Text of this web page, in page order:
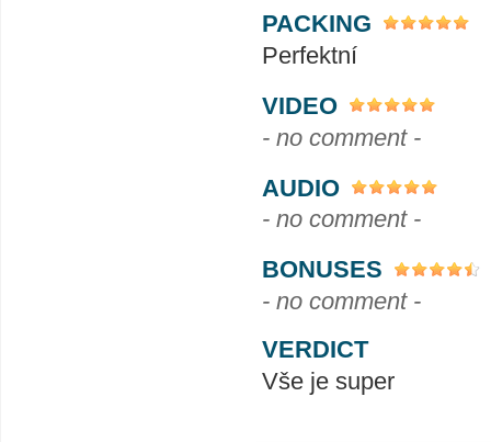
PACKING
Perfektní
VIDEO
- no comment -
AUDIO
- no comment -
BONUSES
- no comment -
VERDICT
Vše je super